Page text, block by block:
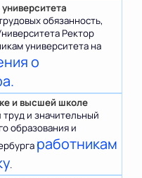
обязанность,
Ректор
университета на
о
и высшей школе
и значительный
образования и
работникам
.